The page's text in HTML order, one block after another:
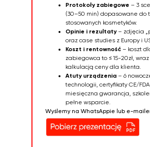
Wyślemy na WhatsAppie lub e-
Protokoły zabiegowe – 3
(30–50 min) dopasowane do
stosowanych kosmetyków.
Opinie i rezultaty– zdjęcia
oraz case studies z Europy i
Koszt i rentowność – koszt
zabiegowca to ≤ 15-20zł, wraz
kalkulacją ceny dla klienta.
Atuty urządzenia – 6
technologii, certyfikaty CE/
miesięczna gwarancja,
pełne wsparcie.